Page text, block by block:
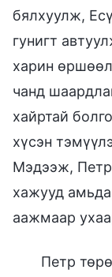
бялхуулж,
гунигт
харин
чанд
хайртай
хүсэн
Мэдээж,
хажууд
аажмаар
Петр